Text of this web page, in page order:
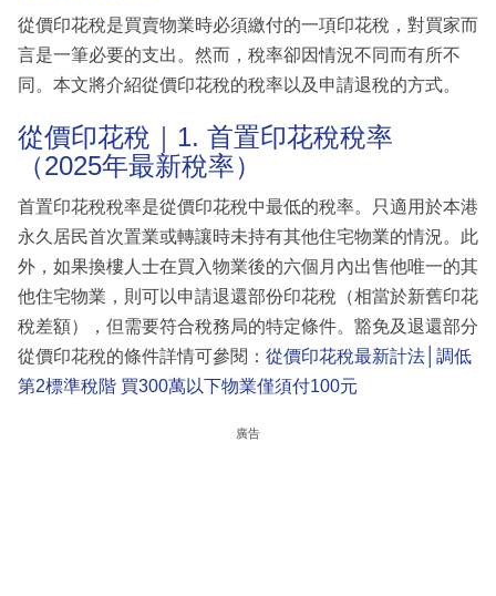
從價印花稅是買賣物業時必須繳付的一項印花稅，對買家而
言是一筆必要的支出。然而，稅率卻因情況不同而有所不
同。本文將介紹從價印花稅的稅率以及申請退稅的方式。
從價印花稅｜1. 首置印花稅稅率
（2025年最新稅率）
首置印花稅稅率是從價印花稅中最低的稅率。只適用於本港
永久居民首次置業或轉讓時未持有其他住宅物業的情況。此
外，如果換樓人士在買入物業後的六個月內出售他唯一的其
他住宅物業，則可以申請退還部份印花稅（相當於新舊印花
稅差額），但需要符合稅務局的特定條件。豁免及退還部分
從價印花稅的條件詳情可參閱： 從價印花稅最新計法│調低
第2標準稅階 買300萬以下物業僅須付100元
廣告